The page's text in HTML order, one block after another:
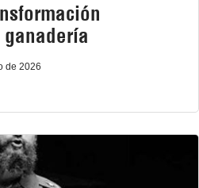
de 2026